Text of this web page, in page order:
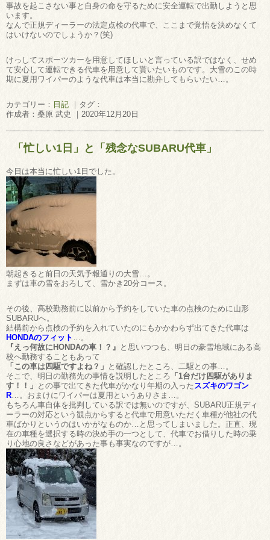
事故を起こさない事と自身の命を守るために安全運転で出勤しようと思
います。
なんで正規ディーラーの法定点検の代車で、ここまで覚悟を決めなくて
はいけないのでしょうか？(笑)
けっしてスポーツカーを用意してほしいと言っている訳ではなく、せめ
て安心して運転できる代車を用意して貰いたいものです。大雪のこの時
期に夏用ワイパーのような代車は本当に勘弁してもらいたい…。
カテゴリー： 日記 ｜タグ：
作成者：桑原 武史 ｜2020年12月20日
「忙しい1日」と「残念なSUBARU代車」
今日は本当に忙しい1日でした。
朝起きると前日の天気予報通りの大雪…。
まずは車の雪をおろして、雪かき20分コース。
その後、高校勤務前に以前から予約をしていた車の点検のために山形
SUBARUへ。
結構前から点検の予約を入れていたのにもかかわらず出てきた代車は
HONDAのフィット
…。
『えっ何故にHONDAの車！？』 と思いつつも、明日の豪雪地域にある高
校へ勤務することもあって
「この車は四駆ですよね？」 と確認したところ、二駆との事…。
そこで、明日の勤務先の事情を説明したところ 「1台だけ四駆がありま
す！！」 との事で出てきた代車がかなり年期の入った スズキのワゴン
R …。おまけにワイパーは夏用というありさま…。
もちろん車自体を批判している訳では無いのですが、SUBARU正規ディ
ーラーの対応という観点からすると代車で用意いただく車種が他社の代
車ばかりというのはいかがなものか…と思ってしまいました。正直、現
在の車種を選択する時の決め手の一つとして、代車でお借りした時の乗
り心地の良さなどがあった事も事実なのですが…。